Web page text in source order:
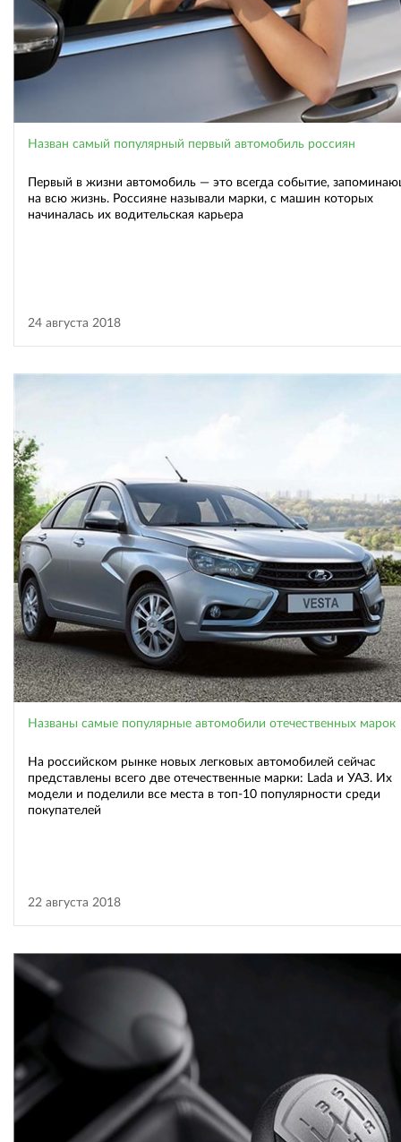
Назван самый популярный первый автомобиль россиян
Первый в жизни автомобиль — это всегда событие,
на всю жизнь. Россияне называли марки, с машин которых
начиналась их водительская карьера
24 августа 2018
Названы самые популярные автомобили отечественных марок
На российском рынке новых легковых автомобилей сейчас
представлены всего две отечественные марки: Lada и УАЗ. Их
модели и поделили все места в топ-10 популярности среди
покупателей
22 августа 2018